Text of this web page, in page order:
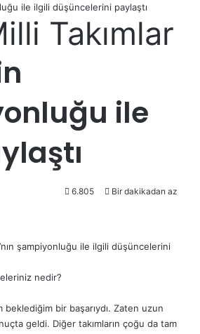
ile ilgili düşüncelerini paylaştı
Takımlar
ile
6.805 Bir dakikadan az
şampiyonluğu ile ilgili düşüncelerini
nedir?
bir başarıydı. Zaten uzun
geldi. Diğer takımların çoğu da tam